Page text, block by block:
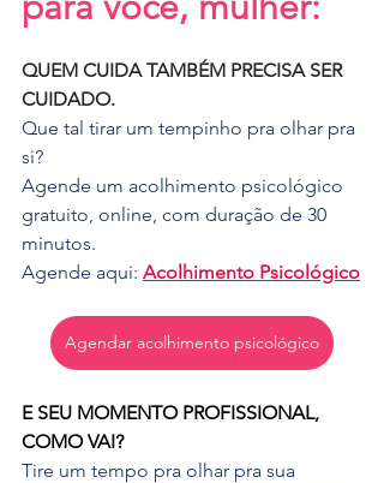
QUEM CUIDA TAMBÉM PRECISA SER
CUIDADO.
Que tal tirar um tempinho pra olhar pra
si?
Agende um acolhimento psicológico
gratuito, online, com duração de 30
minutos.
Agende aqui: Acolhimento Psicológico
Agendar acolhimento psicológico
E SEU MOMENTO PROFISSIONAL,
COMO VAI?
Tire um tempo pra olhar pra sua